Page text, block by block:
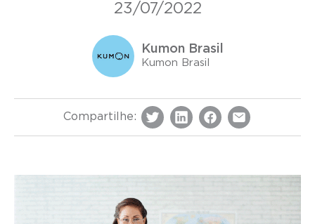
23/07/2022
Kumon Brasil
Kumon Brasil
Compartilhe: